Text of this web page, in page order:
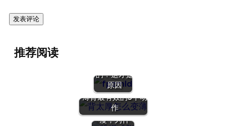
推荐阅读
的？这才是
原因
背厚怎么才能变薄？
薄背最有效的3个动
作
跳绳20天了
一斤都没
瘦，为什